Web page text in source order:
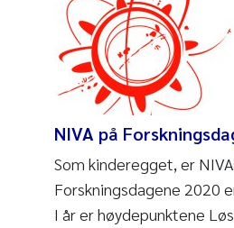
NIVA på
Som kinderegget, er
Forskningsdagene 2020
I år er høydepunktene